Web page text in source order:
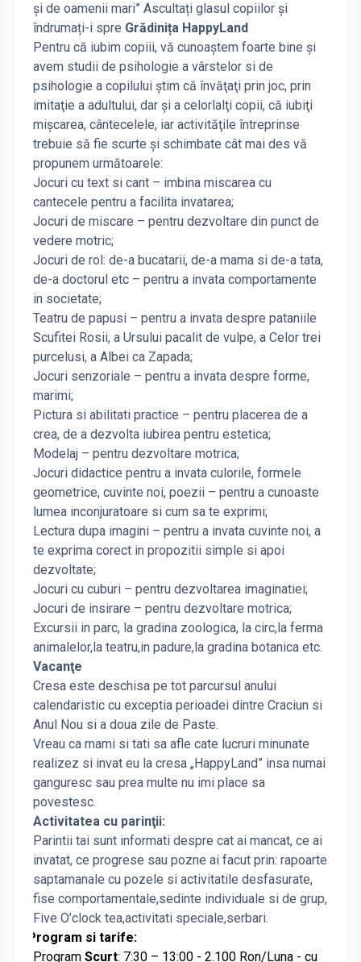
și de oamenii mari” Ascultați glasul copiilor și
îndrumați-i spre Grădinița HappyLand
Pentru că iubim copiii, vă cunoaştem foarte bine şi
avem studii de psihologie a vârstelor si de
psihologie a copilului ştim că învăţaţi prin joc, prin
imitaţie a adultului, dar şi a celorlalţi copii, că iubiţi
mişcarea, cântecelele, iar activităţile întreprinse
trebuie să fie scurte şi schimbate cât mai des vă
propunem următoarele:
Jocuri cu text si cant – imbina miscarea cu
cantecele pentru a facilita invatarea;
Jocuri de miscare – pentru dezvoltare din punct de
vedere motric;
Jocuri de rol: de-a bucatarii, de-a mama si de-a tata,
de-a doctorul etc – pentru a invata comportamente
in societate;
Teatru de papusi – pentru a invata despre pataniile
Scufitei Rosii, a Ursului pacalit de vulpe, a Celor trei
purcelusi, a Albei ca Zapada;
Jocuri senzoriale – pentru a invata despre forme,
marimi;
Pictura si abilitati practice – pentru placerea de a
crea, de a dezvolta iubirea pentru estetica;
Modelaj – pentru dezvoltare motrica;
Jocuri didactice pentru a invata culorile, formele
geometrice, cuvinte noi, poezii – pentru a cunoaste
lumea inconjuratoare si cum sa te exprimi;
Lectura dupa imagini – pentru a invata cuvinte noi, a
te exprima corect in propozitii simple si apoi
dezvoltate;
Jocuri cu cuburi – pentru dezvoltarea imaginatiei;
Jocuri de insirare – pentru dezvoltare motrica;
Excursii in parc, la gradina zoologica, la circ,la ferma
animalelor,la teatru,in padure,la gradina botanica etc.
Vacanţe
Cresa este deschisa pe tot parcursul anului
calendaristic cu exceptia perioadei dintre Craciun si
Anul Nou si a doua zile de Paste.
Vreau ca mami si tati sa afle cate lucruri minunate
realizez si invat eu la cresa „HappyLand” insa numai
ganguresc sau prea multe nu imi place sa
povestesc.
Activitatea cu parinţii:
Parintii tai sunt informati despre cat ai mancat, ce ai
invatat, ce progrese sau pozne ai facut prin: rapoarte
saptamanale cu pozele si activitatile desfasurate,
fise comportamentale,sedinte individuale si de grup,
Five O’clock tea,activitati speciale,serbari.
Program si tarife:
Program Scurt: 7:30 – 13:00 - 2.100 Ron/Luna - cu